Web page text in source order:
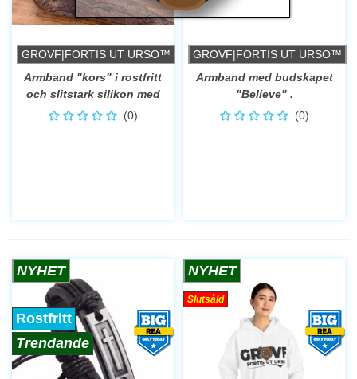
GROVF|FORTIS UT URSO™
Armband "kors" i rostfritt
och slitstark silikon med
enkellåsning.(0)
GROVF|FORTIS UT URSO™
Armband med budskapet
"Believe" .
(0)
Rostfritt
NYHET
Trendande
NYHET
Slutsåld